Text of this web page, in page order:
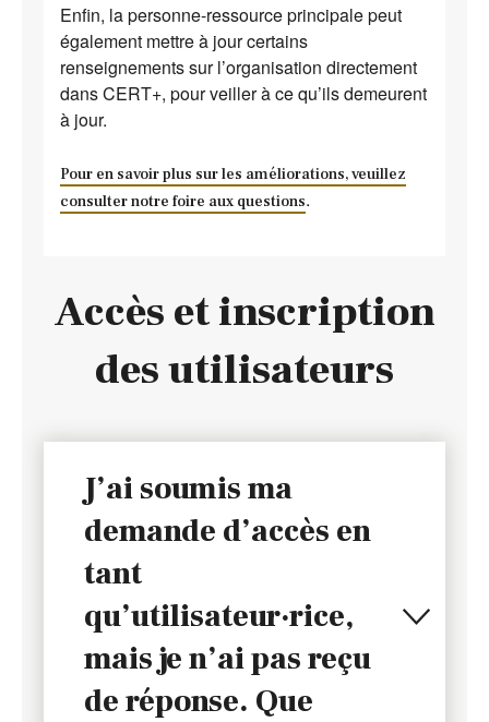
Enfin, la personne-ressource principale peut
également mettre à jour certains
renseignements sur l’organisation directement
dans CERT+, pour veiller à ce qu’ils demeurent
à jour.
Pour en savoir plus sur les améliorations, veuillez
consulter notre foire aux questions.
Accès et inscription
des utilisateurs
J’ai soumis ma
demande d’accès en
tant
qu’utilisateur·rice,
mais je n’ai pas reçu
de réponse. Que